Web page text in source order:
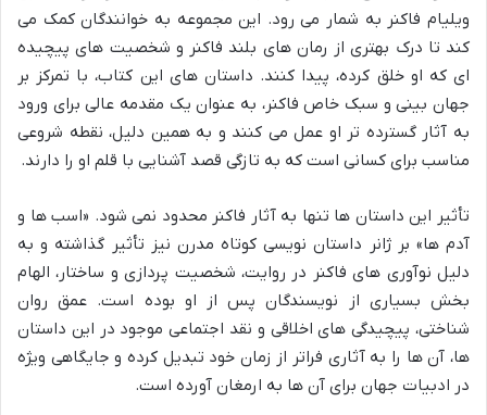
ویلیام فاکنر به شمار می رود. این مجموعه به خوانندگان کمک می
کند تا درک بهتری از رمان های بلند فاکنر و شخصیت های پیچیده
ای که او خلق کرده، پیدا کنند. داستان های این کتاب، با تمرکز بر
جهان بینی و سبک خاص فاکنر، به عنوان یک مقدمه عالی برای ورود
به آثار گسترده تر او عمل می کنند و به همین دلیل، نقطه شروعی
مناسب برای کسانی است که به تازگی قصد آشنایی با قلم او را دارند.
تأثیر این داستان ها تنها به آثار فاکنر محدود نمی شود. «اسب ها و
آدم ها» بر ژانر داستان نویسی کوتاه مدرن نیز تأثیر گذاشته و به
دلیل نوآوری های فاکنر در روایت، شخصیت پردازی و ساختار، الهام
بخش بسیاری از نویسندگان پس از او بوده است. عمق روان
شناختی، پیچیدگی های اخلاقی و نقد اجتماعی موجود در این داستان
ها، آن ها را به آثاری فراتر از زمان خود تبدیل کرده و جایگاهی ویژه
در ادبیات جهان برای آن ها به ارمغان آورده است.